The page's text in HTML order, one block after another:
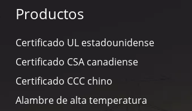
Productos
Certificado UL estadounidense
Certificado CSA canadiense
Certificado CCC chino
Alambre de alta temperatura